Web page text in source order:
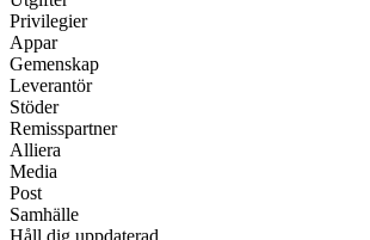
Privilegier
Appar
Gemenskap
Leverantör
Stöder
Remisspartner
Alliera
Media
Post
Samhälle
Håll dig uppdaterad